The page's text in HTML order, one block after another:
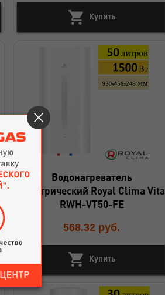
Купить
Водонагреватель
электрический Royal Clima Vita
RWH-VT50-FE
568.32 руб.
Купить